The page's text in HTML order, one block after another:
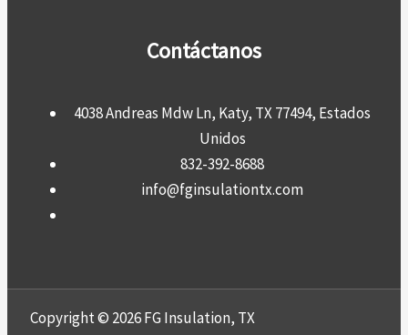
Contáctanos
4038 Andreas Mdw Ln, Katy, TX 77494, Estados
Unidos
832-392-8688
info@fginsulationtx.com
Copyright © 2026 FG Insulation, TX